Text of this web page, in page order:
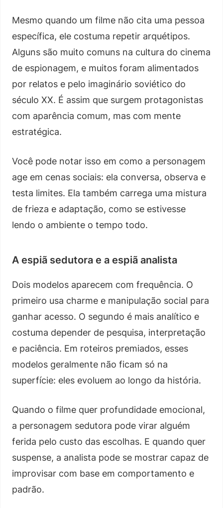
Mesmo quando um filme não cita uma pessoa
específica, ele costuma repetir arquétipos.
Alguns são muito comuns na cultura do cinema
de espionagem, e muitos foram alimentados
por relatos e pelo imaginário soviético do
século XX. É assim que surgem protagonistas
com aparência comum, mas com mente
estratégica.
Você pode notar isso em como a personagem
age em cenas sociais: ela conversa, observa e
testa limites. Ela também carrega uma mistura
de frieza e adaptação, como se estivesse
lendo o ambiente o tempo todo.
A espiã sedutora e a espiã analista
Dois modelos aparecem com frequência. O
primeiro usa charme e manipulação social para
ganhar acesso. O segundo é mais analítico e
costuma depender de pesquisa, interpretação
e paciência. Em roteiros premiados, esses
modelos geralmente não ficam só na
superfície: eles evoluem ao longo da história.
Quando o filme quer profundidade emocional,
a personagem sedutora pode virar alguém
ferida pelo custo das escolhas. E quando quer
suspense, a analista pode se mostrar capaz de
improvisar com base em comportamento e
padrão.